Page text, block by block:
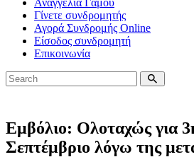
Γίνετε συνδρομητής
Αγορά Συνδρομής Online
Είσοδος συνδρομητή
Επικοινωνία
Eμβόλιο: Ολοταχώς για
Σεπτέμβριο λόγω της